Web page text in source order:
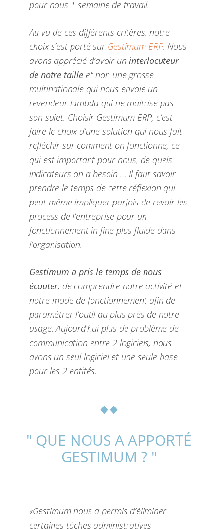
pour nous 1 semaine de travail.
Au vu de ces différents critères, notre
choix s’est porté sur Gestimum ERP. Nous
avons apprécié d’avoir un interlocuteur
de notre taille et non une grosse
multinationale qui nous envoie un
revendeur lambda qui ne maitrise pas
son sujet. Choisir Gestimum ERP, c’est
faire le choix d’une solution qui nous fait
réfléchir sur comment on fonctionne, ce
qui est important pour nous, de quels
indicateurs on a besoin … Il faut savoir
prendre le temps de cette réflexion qui
peut même impliquer parfois de revoir les
process de l’entreprise pour un
fonctionnement in fine plus fluide dans
l’organisation.
Gestimum a pris le temps de nous
écouter, de comprendre notre activité et
notre mode de fonctionnement afin de
paramétrer l’outil au plus près de notre
usage. Aujourd’hui plus de problème de
communication entre 2 logiciels, nous
avons un seul logiciel et une seule base
pour les 2 entités.
" QUE NOUS A APPORTÉ
GESTIMUM ? "
«Gestimum nous a permis d’éliminer
certaines tâches administratives